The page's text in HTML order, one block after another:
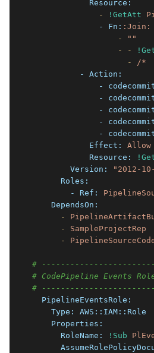
            Resource:
              -
!GetAtt
              - Fn:
:Join:
                  -
""
                  -
-
                    -
/*
          - Action:
-
-
-
-
-
            Effect:
Allow
            Resource:
        Version:
"2012-
      Roles:
        - Ref:
    DependsOn:
      -
      -
SampleProjectRep
      -
#
# CodePipeline Events
#
  PipelineEventsRole:
    Type:
AWS::IAM::Role
    Properties:
      RoleName:
!Sub